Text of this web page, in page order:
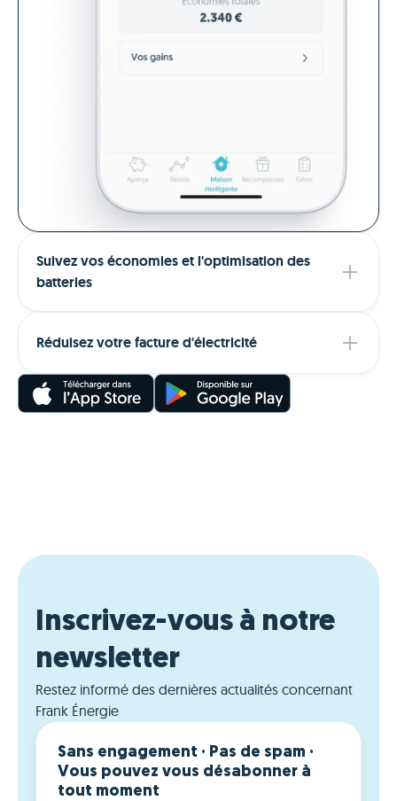
Suivez vos économies et l'optimisation des
batteries
Réduisez votre facture d'électricité
Inscrivez-vous à notre
newsletter
Restez informé des dernières actualités concernant
Frank Énergie
Sans engagement · Pas de spam ·
Vous pouvez vous désabonner à
tout moment